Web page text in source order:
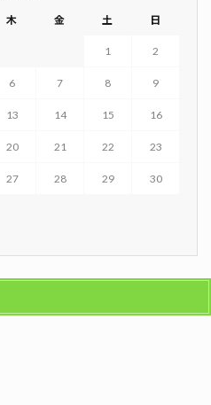
木 金 土 日
1 2
6 7 8 9
13 14 15 16
20 21 22 23
27 28 29 30